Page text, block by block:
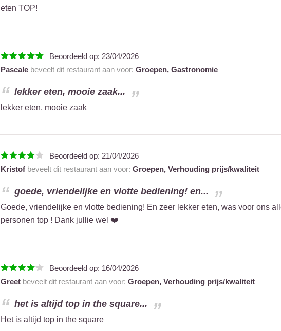
eten TOP!
Beoordeeld op: 23/04/2026
Pascalebeveelt dit restaurant aan voor: Groepen, Gastronomie
lekker eten, mooie zaak...
lekker eten, mooie zaak
Beoordeeld op: 21/04/2026
Kristofbeveelt dit restaurant aan voor: Groepen, Verhouding prijs/kwaliteit
goede, vriendelijke en vlotte bediening! en...
Goede, vriendelijke en vlotte bediening! En zeer lekker eten, was voor ons
personen top ! Dank jullie wel ❤️
Beoordeeld op: 16/04/2026
Greetbeveelt dit restaurant aan voor: Groepen, Verhouding prijs/kwaliteit
het is altijd top in the square...
Het is altijd top in the square